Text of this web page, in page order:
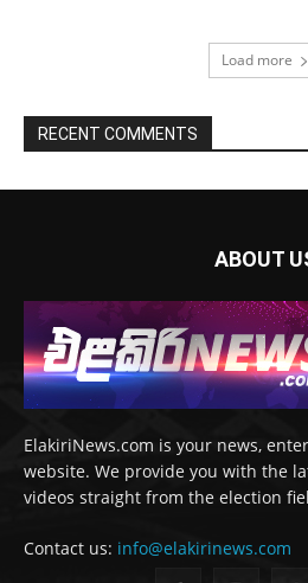
Load more
RECENT COMMENTS
ABOUT
ElakiriNews.com is your news,
website. We provide you with the
videos straight from the election
Contact us: info@elakirinews.com